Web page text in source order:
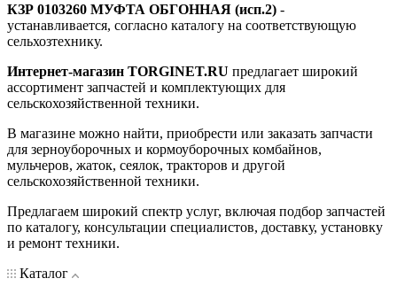
КЗР 0103260 МУФТА ОБГОННАЯ (исп.2) -
устанавливается, согласно каталогу на соответствующую
сельхозтехнику.
Интернет-магазин TORGINET.RU предлагает широкий
ассортимент запчастей и комплектующих для
сельскохозяйственной техники.
В магазине можно найти, приобрести или заказать запчасти
для зерноуборочных и кормоуборочных комбайнов,
мульчеров, жаток, сеялок, тракторов и другой
сельскохозяйственной техники.
Предлагаем широкий спектр услуг, включая подбор запчастей
по каталогу, консультации специалистов, доставку, установку
и ремонт техники.
Каталог